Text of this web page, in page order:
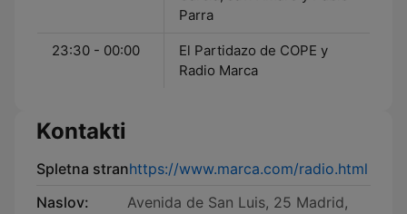
Parra
23:30 - 00:00
El Partidazo de COPE y
Radio Marca
Kontakti
Spletna stranhttps://www.marca.com/radio.html
Naslov:
Avenida de San Luis, 25 Madrid,